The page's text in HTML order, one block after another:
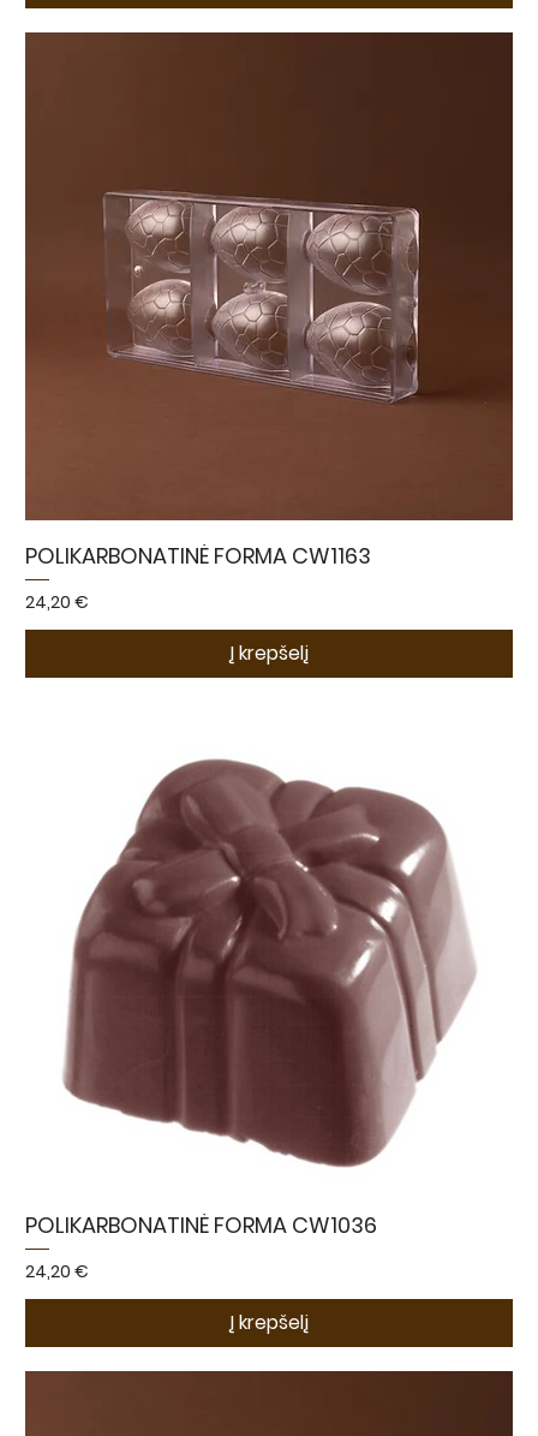
POLIKARBONATINĖ FORMA CW1163
Kaina
24,20 €
Į krepšelį
POLIKARBONATINĖ FORMA CW1036
Kaina
24,20 €
Į krepšelį